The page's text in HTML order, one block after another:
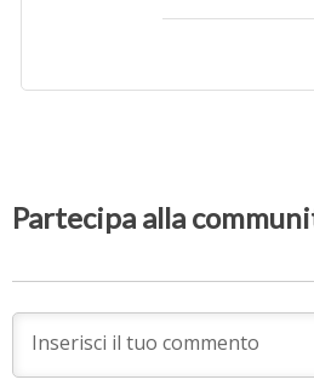
Partecipa alla